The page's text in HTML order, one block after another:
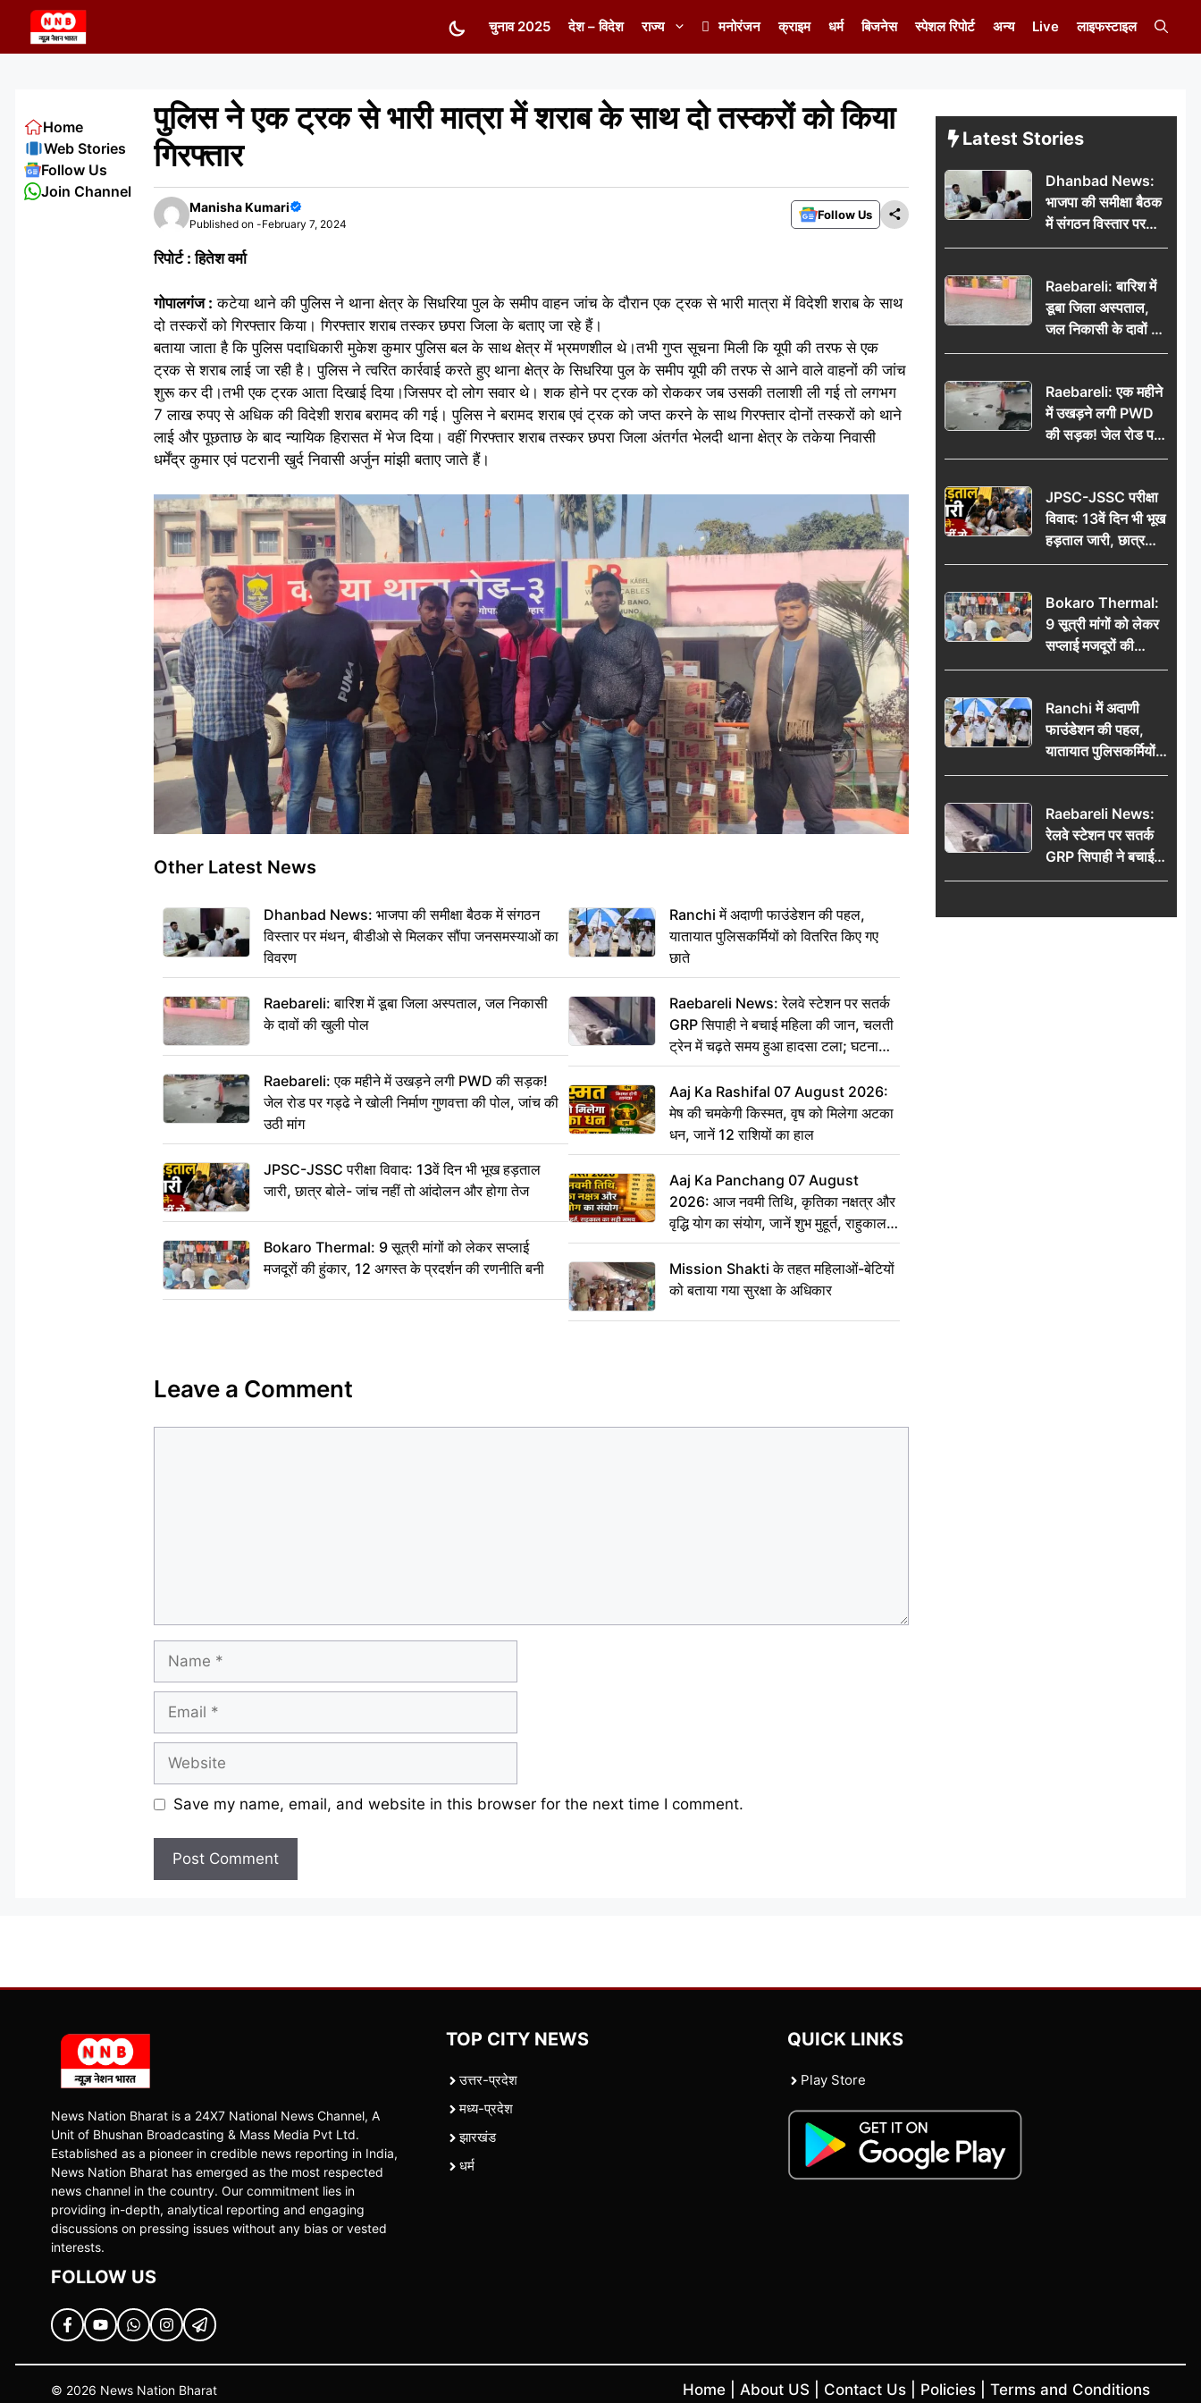
content
चुनाव 2025 देश – विदेश राज्य मनोरंजन क्राइम धर्म बिजनेस स्पेशल रिपोर्ट अन्य Live लाइफस्टाइल
पुलिस ने एक ट्रक से भारी मात्रा में शराब के साथ दो तस्करों को किया
गिरफ्तार
Manisha Kumari
Published on -February 7, 2024
Follow Us
रिपोर्ट : हितेश वर्मा
गोपालगंज : कटेया थाने की पुलिस ने थाना क्षेत्र के सिधरिया पुल के समीप वाहन जांच के दौरान एक ट्रक से भारी मात्रा में विदेशी शराब के साथ
दो तस्करों को गिरफ्तार किया। गिरफ्तार शराब तस्कर छपरा जिला के बताए जा रहे हैं।
बताया जाता है कि पुलिस पदाधिकारी मुकेश कुमार पुलिस बल के साथ क्षेत्र में भ्रमणशील थे।तभी गुप्त सूचना मिली कि यूपी की तरफ से एक
ट्रक से शराब लाई जा रही है। पुलिस ने त्वरित कार्रवाई करते हुए थाना क्षेत्र के सिधरिया पुल के समीप यूपी की तरफ से आने वाले वाहनों की जांच
शुरू कर दी।तभी एक ट्रक आता दिखाई दिया।जिसपर दो लोग सवार थे। शक होने पर ट्रक को रोककर जब उसकी तलाशी ली गई तो लगभग
7 लाख रुपए से अधिक की विदेशी शराब बरामद की गई। पुलिस ने बरामद शराब एवं ट्रक को जप्त करने के साथ गिरफ्तार दोनों तस्करों को थाने
लाई और पूछताछ के बाद न्यायिक हिरासत में भेज दिया। वहीं गिरफ्तार शराब तस्कर छपरा जिला अंतर्गत भेलदी थाना क्षेत्र के तकेया निवासी
धर्मेंद्र कुमार एवं पटरानी खुर्द निवासी अर्जुन मांझी बताए जाते हैं।
Other Latest News
Dhanbad News: भाजपा की समीक्षा बैठक में संगठन
विस्तार पर मंथन, बीडीओ से मिलकर सौंपा जनसमस्याओं का
विवरण
Raebareli: बारिश में डूबा जिला अस्पताल, जल निकासी
के दावों की खुली पोल
Raebareli: एक महीने में उखड़ने लगी PWD की सड़क!
जेल रोड पर गड्ढे ने खोली निर्माण गुणवत्ता की पोल, जांच की
उठी मांग
JPSC-JSSC परीक्षा विवाद: 13वें दिन भी भूख हड़ताल
जारी, छात्र बोले- जांच नहीं तो आंदोलन और होगा तेज
Bokaro Thermal: 9 सूत्री मांगों को लेकर सप्लाई
मजदूरों की हुंकार, 12 अगस्त के प्रदर्शन की रणनीति बनी
Ranchi में अदाणी फाउंडेशन की पहल,
यातायात पुलिसकर्मियों को वितरित किए गए
छाते
Raebareli News: रेलवे स्टेशन पर सतर्क
GRP सिपाही ने बचाई महिला की जान, चलती
ट्रेन में चढ़ते समय हुआ हादसा टला; घटना
CCTV में कैद
Aaj Ka Rashifal 07 August 2026:
मेष की चमकेगी किस्मत, वृष को मिलेगा अटका
धन, जानें 12 राशियों का हाल
Aaj Ka Panchang 07 August
2026: आज नवमी तिथि, कृतिका नक्षत्र और
वृद्धि योग का संयोग, जानें शुभ मुहूर्त, राहुकाल
का सही समय
Mission Shakti के तहत महिलाओं-बेटियों
को बताया गया सुरक्षा के अधिकार
Leave a Comment
Save my name, email, and website in this browser for the next time I comment.
Home
Web Stories
Follow Us
Join Channel
Latest Stories
Dhanbad News:
भाजपा की समीक्षा बैठक
में संगठन विस्तार पर
मंथन, बीडीओ से
जनसमस्याओं का विवरण
Raebareli: बारिश में
डूबा जिला अस्पताल,
जल निकासी के दावों की
खुली पोल
Raebareli: एक महीने
में उखड़ने लगी PWD
की सड़क! जेल रोड पर
गड्ढे ने खोली निर्माण
की उठी मांग
JPSC-JSSC परीक्षा
विवाद: 13वें दिन भी भूख
हड़ताल जारी, छात्र
बोले- जांच नहीं तो
Bokaro Thermal:
9 सूत्री मांगों को लेकर
सप्लाई मजदूरों की
हुंकार, 12 अगस्त के
Ranchi में अदाणी
फाउंडेशन की पहल,
यातायात पुलिसकर्मियों
को वितरित किए गए छाते
Raebareli News:
रेलवे स्टेशन पर सतर्क
GRP सिपाही ने बचाई
महिला की जान, चलती
हादसा टला; घटना
News Nation Bharat is a 24X7 National News Channel, A
Unit of Bhushan Broadcasting & Mass Media Pvt Ltd.
Established as a pioneer in credible news reporting in India,
News Nation Bharat has emerged as the most respected
news channel in the country. Our commitment lies in
providing in-depth, analytical reporting and engaging
discussions on pressing issues without any bias or vested
interests.
FOLLOW US
TOP CITY NEWS
उत्तर-प्रदेश
मध्य-प्रदेश
झारखंड
धर्म
QUICK LINKS
Play Store
© 2026 News Nation Bharat Home About US Contact Us Policies Terms and Conditions